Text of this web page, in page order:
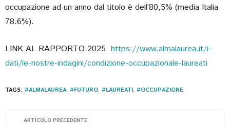
occupazione ad un anno dal titolo è dell’80,5% (media Italia
78.6%).
LINK AL RAPPORTO 2025 https://www.almalaurea.it/i-
dati/le-nostre-indagini/condizione-occupazionale-laureati
TAGS: #ALMALAUREA, #FUTURO, #LAUREATI, #OCCUPAZIONE
ARTICOLO PRECEDENTE